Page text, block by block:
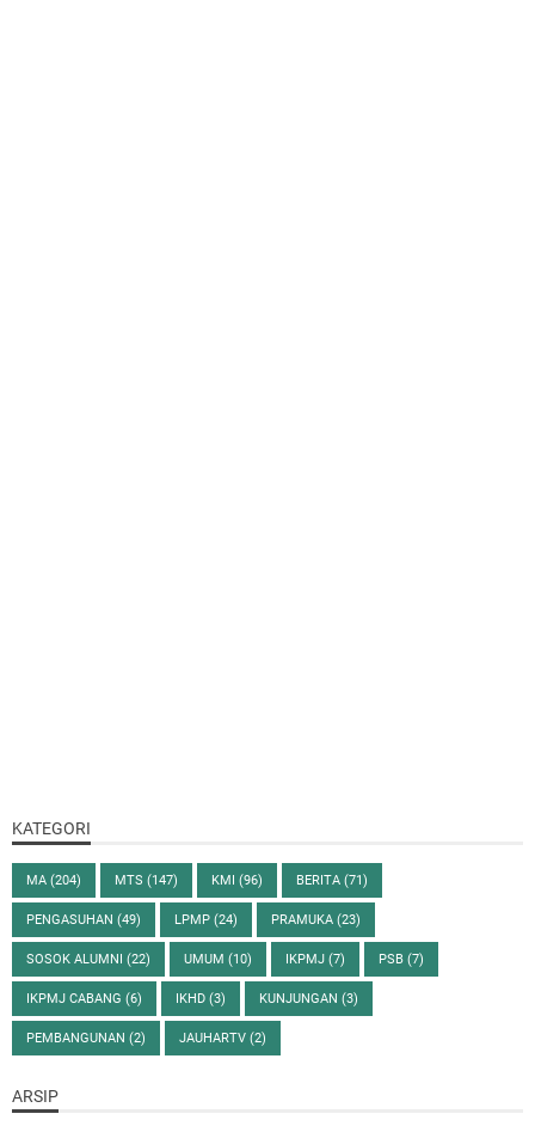
KATEGORI
MA (204) MTS (147) KMI (96) BERITA (71)
PENGASUHAN (49) LPMP (24) PRAMUKA (23)
SOSOK ALUMNI (22) UMUM (10) IKPMJ (7) PSB (7)
IKPMJ CABANG (6) IKHD (3) KUNJUNGAN (3)
PEMBANGUNAN (2) JAUHARTV (2)
ARSIP